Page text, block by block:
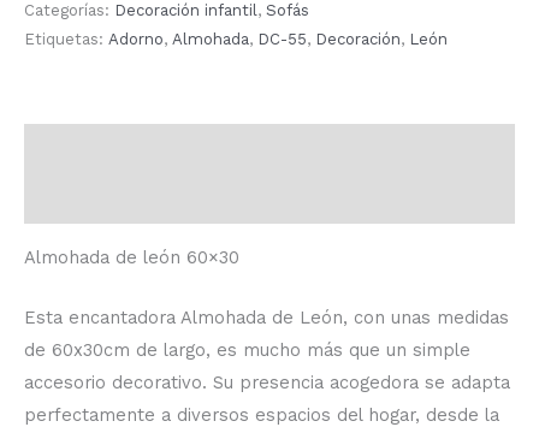
Categorías: Decoración infantil, Sofás
Etiquetas: Adorno, Almohada, DC-55, Decoración, León
Almohada de león 60×30
Esta encantadora Almohada de León, con unas medidas
de 60x30cm de largo, es mucho más que un simple
accesorio decorativo. Su presencia acogedora se adapta
perfectamente a diversos espacios del hogar, desde la